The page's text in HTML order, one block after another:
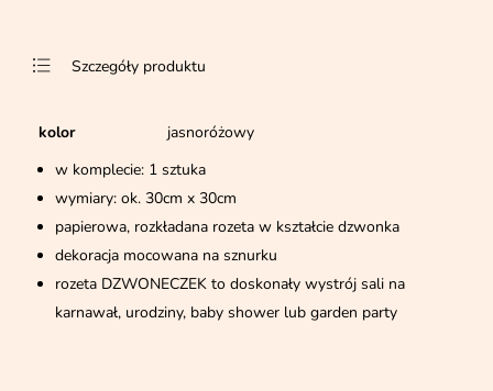
Szczegóły produktu
kolor
jasnoróżowy
w komplecie: 1 sztuka
wymiary: ok. 30cm x 30cm
papierowa, rozkładana rozeta w kształcie dzwonka
dekoracja mocowana na sznurku
rozeta DZWONECZEK to doskonały wystrój sali na
karnawał, urodziny, baby shower lub garden party